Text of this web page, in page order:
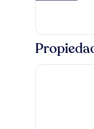
cuádruple
Manzara